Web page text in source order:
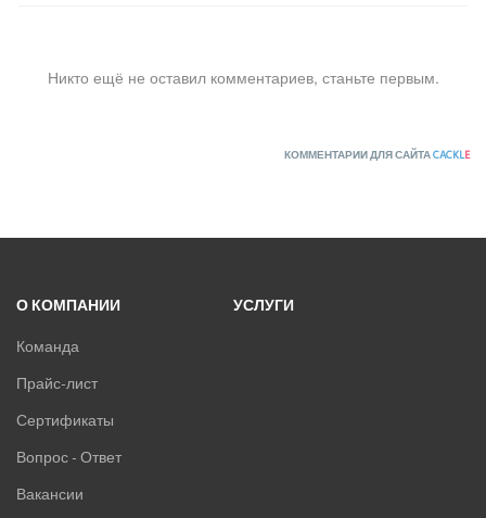
Никто ещё не оставил комментариев, станьте первым.
КОММЕНТАРИИ ДЛЯ САЙТАCACKLE
О КОМПАНИИ
Команда
Прайс-лист
Сертификаты
Вопрос - Ответ
Вакансии
УСЛУГИ